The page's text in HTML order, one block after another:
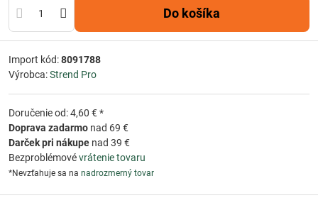
Do košíka
Import kód:8091788
Výrobca:Strend Pro
Doručenie od: 4,60 € *
Doprava zadarmo nad 69 €
Darček pri nákupe nad 39 €
Bezproblémovévrátenie tovaru
*Nevzťahuje sa na nadrozmerný tovar